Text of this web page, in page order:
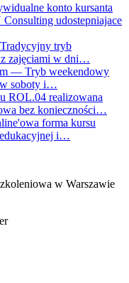
konto kursanta
udostepniajace
tryb
zajęciami w dni…
— Tryb weekendowy
w soboty i…
ROL.04 realizowana
bez konieczności…
forma kursu
i…
w Warszawie